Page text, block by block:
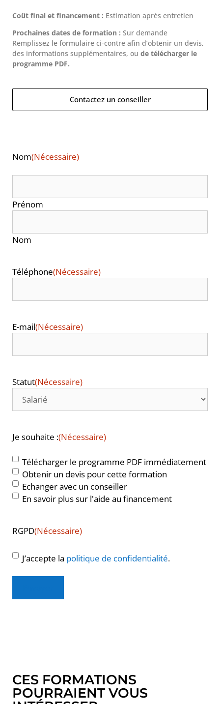
Coût final et financement : Estimation après entretien
Prochaines dates de formation : Sur demande
Remplissez le formulaire ci-contre afin d’obtenir un devis,
des informations supplémentaires, ou de télécharger le
programme PDF.
Contactez un conseiller
Nom(Nécessaire)
Prénom
Nom
Téléphone(Nécessaire)
E-mail(Nécessaire)
Statut(Nécessaire)
Je souhaite :(Nécessaire)
Télécharger le programme PDF immédiatement
Obtenir un devis pour cette formation
Echanger avec un conseiller
En savoir plus sur l'aide au financement
RGPD(Nécessaire)
J’accepte la politique de confidentialité.
CES FORMATIONS
POURRAIENT VOUS